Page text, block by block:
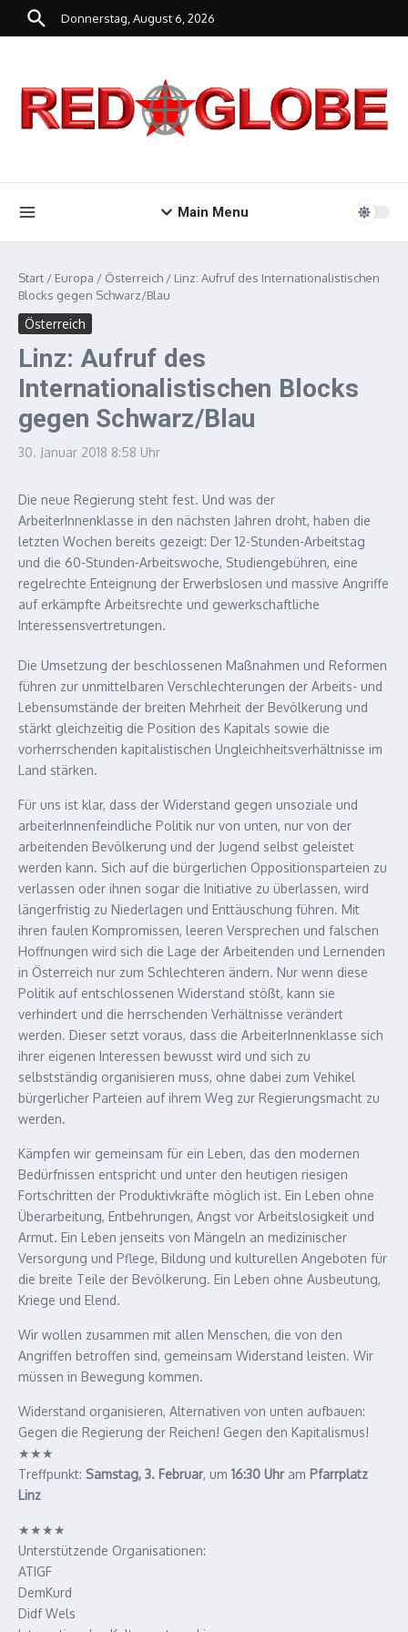
Zum Inhalt springen
Donnerstag, August 6, 2026
Main Menu
Start / Europa / Österreich / Linz: Aufruf des Internationalistischen
Blocks gegen Schwarz/Blau
Österreich
Linz: Aufruf des
Internationalistischen Blocks
gegen Schwarz/Blau
30. Januar 2018 8:58 Uhr
Die neue Regierung steht fest. Und was der
ArbeiterInnenklasse in den nächsten Jahren droht, haben die
letzten Wochen bereits gezeigt: Der 12-Stunden-Arbeitstag
und die 60-Stunden-Arbeitswoche, Studiengebühren, eine
regelrechte Enteignung der Erwerbslosen und massive Angriffe
auf erkämpfte Arbeitsrechte und gewerkschaftliche
Interessensvertretungen.
Die Umsetzung der beschlossenen Maßnahmen und Reformen
führen zur unmittelbaren Verschlechterungen der Arbeits- und
Lebensumstände der breiten Mehrheit der Bevölkerung und
stärkt gleichzeitig die Position des Kapitals sowie die
vorherrschenden kapitalistischen Ungleichheitsverhältnisse im
Land stärken.
Für uns ist klar, dass der Widerstand gegen unsoziale und
arbeiterInnenfeindliche Politik nur von unten, nur von der
arbeitenden Bevölkerung und der Jugend selbst geleistet
werden kann. Sich auf die bürgerlichen Oppositionsparteien zu
verlassen oder ihnen sogar die Initiative zu überlassen, wird
längerfristig zu Niederlagen und Enttäuschung führen. Mit
ihren faulen Kompromissen, leeren Versprechen und falschen
Hoffnungen wird sich die Lage der Arbeitenden und Lernenden
in Österreich nur zum Schlechteren ändern. Nur wenn diese
Politik auf entschlossenen Widerstand stößt, kann sie
verhindert und die herrschenden Verhältnisse verändert
werden. Dieser setzt voraus, dass die ArbeiterInnenklasse sich
ihrer eigenen Interessen bewusst wird und sich zu
selbstständig organisieren muss, ohne dabei zum Vehikel
bürgerlicher Parteien auf ihrem Weg zur Regierungsmacht zu
werden.
Kämpfen wir gemeinsam für ein Leben, das den modernen
Bedürfnissen entspricht und unter den heutigen riesigen
Fortschritten der Produktivkräfte möglich ist. Ein Leben ohne
Überarbeitung, Entbehrungen, Angst vor Arbeitslosigkeit und
Armut. Ein Leben jenseits von Mängeln an medizinischer
Versorgung und Pflege, Bildung und kulturellen Angeboten für
die breite Teile der Bevölkerung. Ein Leben ohne Ausbeutung,
Kriege und Elend.
Wir wollen zusammen mit allen Menschen, die von den
Angriffen betroffen sind, gemeinsam Widerstand leisten. Wir
müssen in Bewegung kommen.
Widerstand organisieren, Alternativen von unten aufbauen:
Gegen die Regierung der Reichen! Gegen den Kapitalismus!
★★★
Treffpunkt: Samstag, 3. Februar, um 16:30 Uhram Pfarrplatz
Linz
★★★★
Unterstützende Organisationen:
ATIGF
DemKurd
Didf Wels